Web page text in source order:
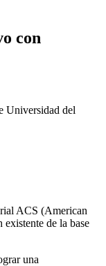
con
Universidad del
ACS (American
de la base
una